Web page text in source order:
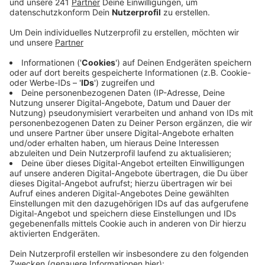
Veröffentlicht:Dienstag, 05.05.2020 11:24
Anzeige
Der Grund: Die Mitarbeiter seien aktuell der einzige
direkte Kontakt nach außen, wodurch das Coronavirus
in die Einrichtungen getragen werden könnte. Dem
wolle man vorbeugen, sagt die Caritas.
Erst am Montag ist eine 91-jährige Bewohnerin des
Altenzentrums in Schlebusch mit einer Corona-
Infektion im Klinikum verstorben. Auch eine weitere
Bewohnerin und eine Mitarbeiterin in der Einrichtung
wurden positiv getestet.
Laut Caritas geht es beiden den Umständen
Einrichtungen aktuell sehr angespannt.